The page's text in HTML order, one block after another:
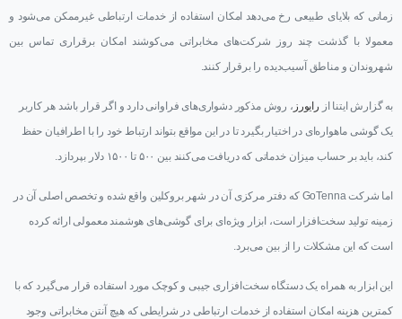
زمانی که بلایای طبیعی رخ می‌دهد امکان استفاده از خدمات ارتباطی غیرممکن می‌شود و
معمولا با گذشت چند روز شرکت‌های مخابراتی می‌کوشند امکان برقراری تماس بین
شهروندان و مناطق آسیب‌دیده را برقرار کنند.
به گزارش ایتنا از رایورز ، روش مذکور دشواری‌های فراوانی دارد و اگر قرار باشد هر کاربر
یک گوشی ماهواره‌ای در اختیار بگیرد تا در این مواقع بتواند ارتباط خود را با اطرافیان حفظ
کند، باید بر حساب میزان خدماتی که دریافت می‌کنند بین ۵۰۰ تا ۱۵۰۰ دلار بپردازد.
اما شرکت GoTenna که دفتر مرکزی آن در شهر بروکلین واقع شده و تخصص اصلی آن در
زمینه تولید سخت‌افزار است، ابزار ویژه‌ای برای گوشی‌های هوشمند معمولی ارائه کرده
است که این مشکلات را از بین می‌برد.
این ابزار به همراه یک دستگاه سخت‌افزاری جیبی و کوچک مورد استفاده قرار می‌گیرد که با
کمترین هزینه امکان استفاده از خدمات ارتباطی در شرایطی که هیچ آنتن مخابراتی وجود